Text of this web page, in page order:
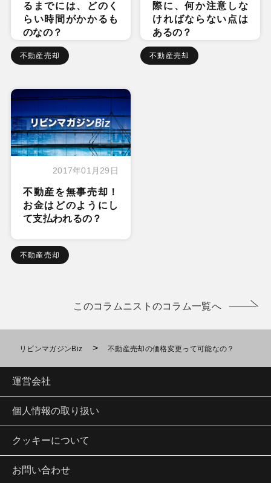
るまでには、どのく
らい時間がかかるも
のなの？
不動産売却
際に、何か注意しな
ければならない点は
あるの？
不動産売却
2017年01月29日
不動産を無事売却！
お金はどのようにし
て支払われるの？
不動産売却
このコラムニストのコラム一覧へ
リビンマガジンBiz > 不動産売却の価格変更って可能なの？
運営会社
個人情報の取り扱い
クッキーについて
お問い合わせ